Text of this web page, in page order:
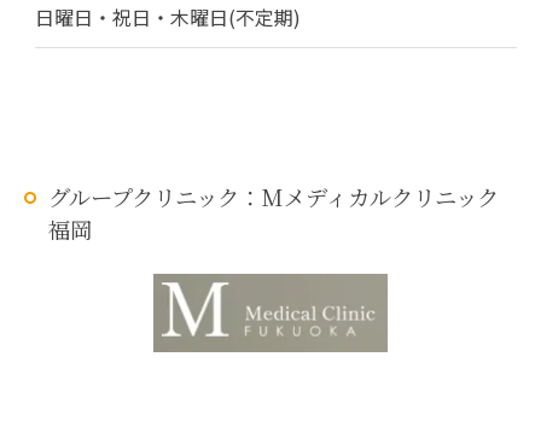
日曜日・祝日・木曜日(不定期)
グループクリニック：Mメディカルクリニック
福岡